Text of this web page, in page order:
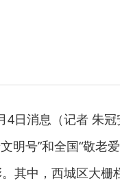
4日消息（记者 朱
明号”和全国“敬老
其中，西城区大栅